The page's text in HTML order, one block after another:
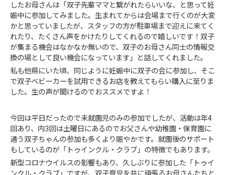
したお母さんは「双子先輩ママと繋がれたらいいな、と思って妊
娠中に参加してみました。生まれてからは会場まで行くのが大変
かと思っていましたが、スタッフの方が駐車場まで迎えに来てく
れたり、たくさん声をかけたりしてくれるので嬉しいです！双子
が集まる機会はなかなか無いので、双子のお母さん同士の情報交
換の場として良い機会になっています」と話してくれました。
私も他県にいた頃、同じように妊娠中に双子の会に参加し、そこ
で双子ベビーカーを試用できるお店を教えてもらい購入に至りま
した。生の声が聞けるのでおススメですよ！
今回は平日だったので未就園児のみの参加でしたが、活動は年4
回あり、内3回は土曜日にあるのでお父さんや幼稚園・保育園に
通う双子ちゃんの参加も多くより賑やかです。就園後のサポート
もしているのが「トゥインクル・クラブ」の特徴でもあります。
新型コロナウイルスの影響もあり、久しぶりに参加した「トゥイ